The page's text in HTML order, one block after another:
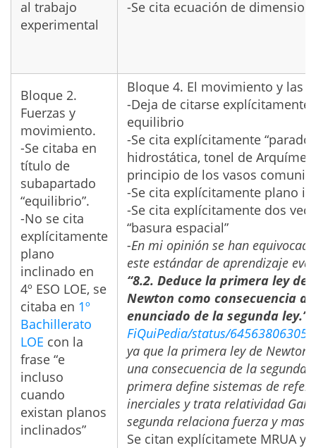
al trabajo
experimental
-Se cita ecuación de
Bloque 2.
Fuerzas y
movimiento.
-Se citaba en
título de
subapartado
“equilibrio”.
-No se cita
explícitamente
plano
inclinado en
4º ESO LOE, se
citaba en 1º
Bachillerato
LOE con la
frase “e
incluso
cuando
existan planos
inclinados”
Bloque 4. El movimiento y las
-Deja de citarse explícitamente
equilibrio
-Se cita explícitamente
hidrostática, tonel de
principio de los vasos
-Se cita explícitamente plano
-Se cita explícitamente dos
“basura espacial”
-En mi opinión se han
este estándar de aprendizaje
“8.2. Deduce la primera ley de
Newton como consecuencia
enunciado de la segunda ley.”
FiQuiPedia/status/
ya que la primera ley de Newton
una consecuencia de la segunda
primera define sistemas de
inerciales y trata relatividad
segunda relaciona fuerza y masa)
Se citan explícitamete MRUA y